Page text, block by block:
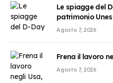
Le spiagge del
patrimonio
Agosto 7, 2026
Frena il lavoro
Agosto 7, 2026